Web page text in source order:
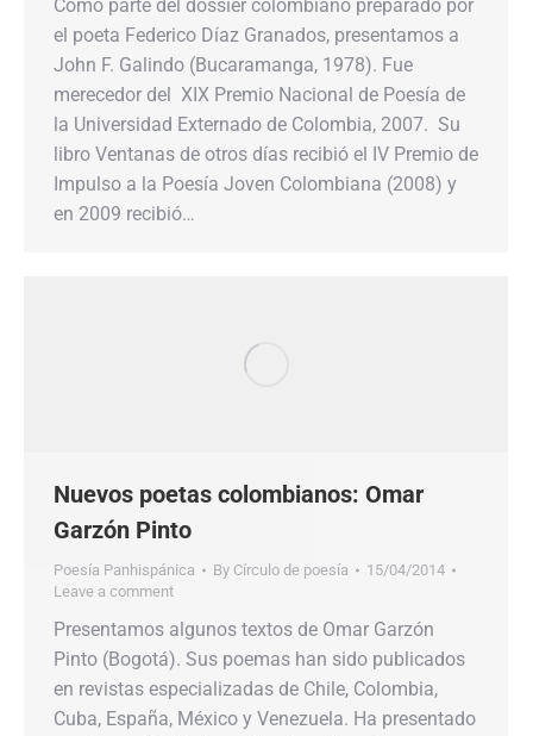
Como parte del dossier colombiano preparado por
el poeta Federico Díaz Granados, presentamos a
John F. Galindo (Bucaramanga, 1978). Fue
merecedor del XIX Premio Nacional de Poesía de
la Universidad Externado de Colombia, 2007. Su
libro Ventanas de otros días recibió el IV Premio de
Impulso a la Poesía Joven Colombiana (2008) y
en 2009 recibió…
Nuevos poetas colombianos: Omar
Garzón Pinto
Poesía Panhispánica By Círculo de poesía
15/04/2014
Leave a comment
Presentamos algunos textos de Omar Garzón
Pinto (Bogotá). Sus poemas han sido publicados
en revistas especializadas de Chile, Colombia,
Cuba, España, México y Venezuela. Ha presentado